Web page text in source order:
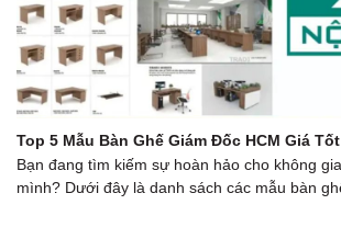
Top 5 Mẫu Bàn Ghế Giám Đốc HCM Giá Tốt
Bạn đang tìm kiếm sự hoàn hảo cho không
mình? Dưới đây là danh sách các mẫu bàn